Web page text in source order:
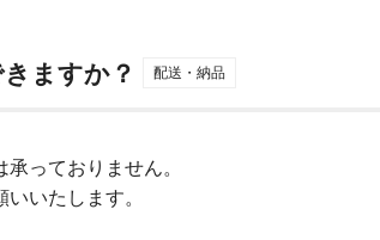
ますか？ 配送・納品
っておりません。
いたします。